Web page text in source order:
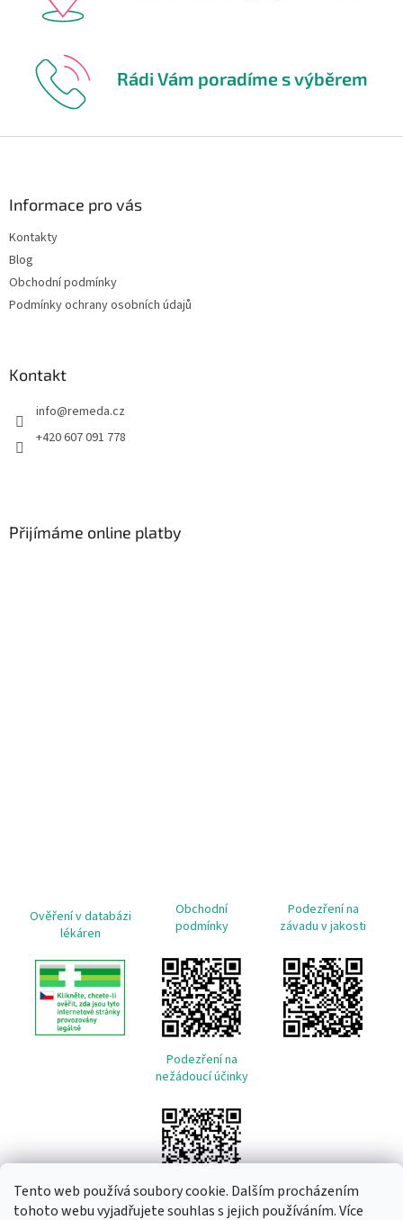
Tento web používá soubory cookie. Dalším procházením
tohoto webu vyjadřujete souhlas s jejich používáním. Více
Rádi Vám poradíme s výběrem
Informace pro vás
Kontakty
Blog
Obchodní podmínky
Podmínky ochrany osobních údajů
Kontakt
info@remeda.cz
+420 607 091 778
Přijímáme online platby
Ověření v databázi
lékáren
Obchodní
podmínky
Podezření na
závadu v jakosti
Podezření na
nežádoucí účinky